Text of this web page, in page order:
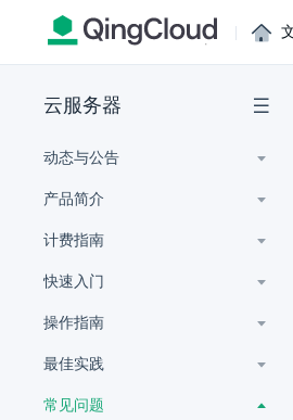
|
云服务器
动态与公告
产品简介
计费指南
快速入门
操作指南
最佳实践
常见问题